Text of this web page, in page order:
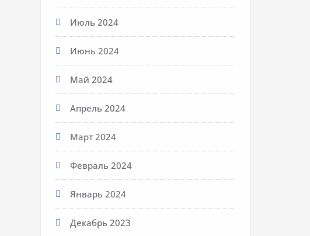
Июль 2024
Июнь 2024
Май 2024
Апрель 2024
Март 2024
Февраль 2024
Январь 2024
Декабрь 2023